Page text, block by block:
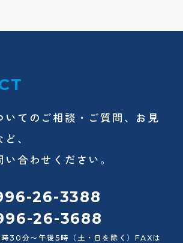
いてのご相談・ご質問、お見
、
合わせください。
26-3388
26-3688
30分〜午後5時（土・日を除く）FAXは